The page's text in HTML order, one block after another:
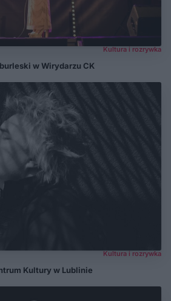
Kultura i rozrywka
w Wirydarzu CK
Kultura i rozrywka
Kultury w Lublinie